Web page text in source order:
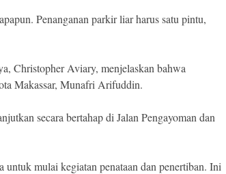
Penanganan parkir liar harus satu pintu,
Christopher Aviary, menjelaskan bahwa
Makassar, Munafri Arifuddin.
secara bertahap di Jalan Pengayoman dan
mulai kegiatan penataan dan penertiban. Ini